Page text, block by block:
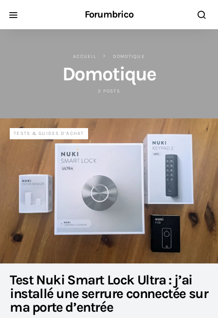
Forumbrico
ACCUEIL DOMOTIQUE
Domotique
2 POSTS
TESTS & GUIDES D’ACHAT
Test Nuki Smart Lock Ultra : j’ai
installé une serrure connectée sur
ma porte d’entrée